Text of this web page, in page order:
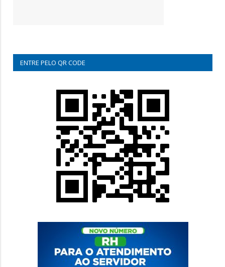
ENTRE PELO QR CODE